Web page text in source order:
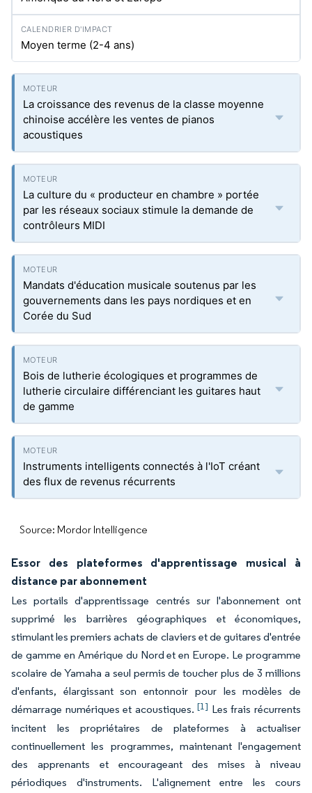
Moyen terme (2-4 ans)
La croissance des revenus de la classe moyenne
chinoise accélère les ventes de pianos
acoustiques
La culture du « producteur en chambre » portée
par les réseaux sociaux stimule la demande de
contrôleurs MIDI
Mandats d'éducation musicale soutenus par les
gouvernements dans les pays nordiques et en
Corée du Sud
Bois de lutherie écologiques et programmes de
lutherie circulaire différenciant les guitares haut
de gamme
Instruments intelligents connectés à l'IoT créant
des flux de revenus récurrents
Source: Mordor Intelligence
Essor des plateformes d'apprentissage musical à
distance par abonnement
Les portails d'apprentissage centrés sur l'abonnement ont
supprimé les barrières géographiques et économiques,
stimulant les premiers achats de claviers et de guitares d'entrée
de gamme en Amérique du Nord et en Europe. Le programme
scolaire de Yamaha a seul permis de toucher plus de 3 millions
d'enfants, élargissant son entonnoir pour les modèles de
démarrage numériques et acoustiques.[1] Les frais récurrents
incitent les propriétaires de plateformes à actualiser
continuellement les programmes, maintenant l'engagement
des apprenants et encourageant des mises à niveau
périodiques d'instruments. L'alignement entre les cours